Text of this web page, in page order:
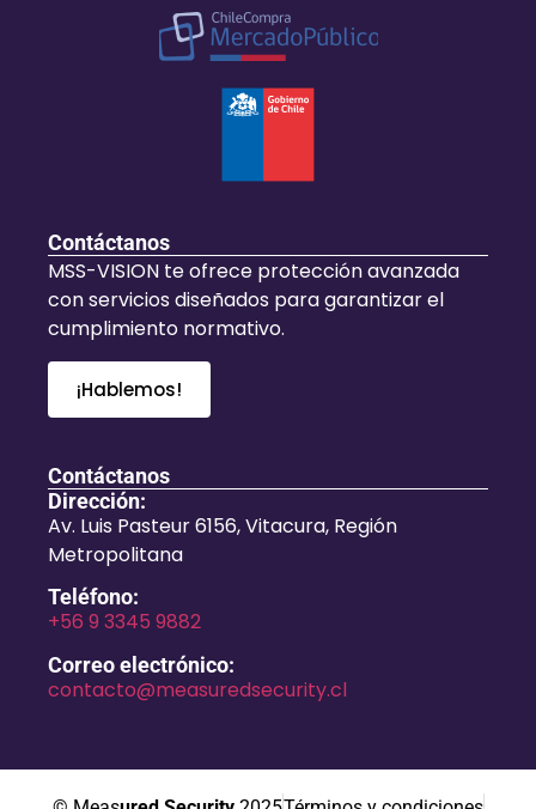
Contáctanos
MSS-VISION te ofrece protección avanzada
con servicios diseñados para garantizar el
cumplimiento normativo.
¡Hablemos!
Contáctanos
Dirección:
Av. Luis Pasteur 6156, Vitacura, Región
Metropolitana
Teléfono:
+56 9 3345 9882
Correo electrónico:
contacto@measuredsecurity.cl